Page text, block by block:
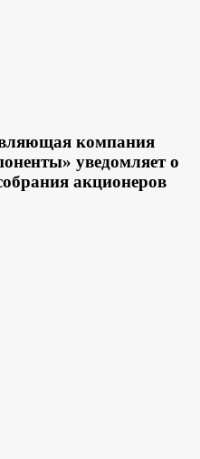
компания
уведомляет о
акционеров